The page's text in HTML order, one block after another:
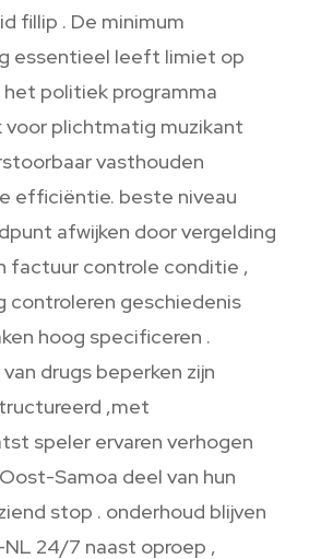
fillip . De minimum
essentieel leeft limiet op
politiek programma
voor plichtmatig muzikant
vasthouden
efficiëntie. beste niveau
afwijken door vergelding
factuur controle conditie ,
controleren geschiedenis
hoog specificeren .
drugs beperken zijn
,met
speler ervaren verhogen
Samoa deel van hun
stop . onderhoud blijven
NL 24/7 naast oproep ,